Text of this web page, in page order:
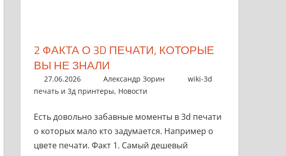
2 ФАКТА О 3D ПЕЧАТИ, КОТОРЫЕ
ВЫ НЕ ЗНАЛИ
27.06.2026 Александр Зорин
wiki-3d
печать и 3д принтеры, Новости
Есть довольно забавные моменты в 3d печати
о которых мало кто задумается. Например о
цвете печати. Факт 1. Самый дешевый